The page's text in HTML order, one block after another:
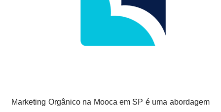
Marketing Orgânico na Mooca em SP é uma abordagem